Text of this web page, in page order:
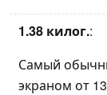
1.38 килог.:
Самый
экраном от